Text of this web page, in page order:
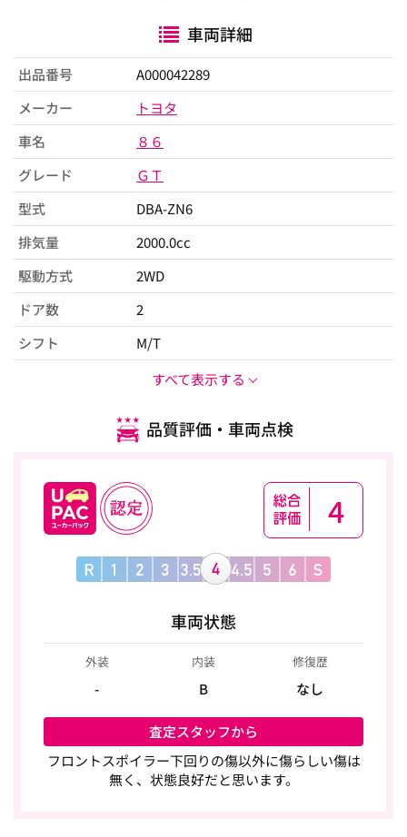
車両詳細
出品番号
A000042289
メーカー
トヨタ
車名
８６
グレード
ＧＴ
型式
DBA-ZN6
排気量
2000.0cc
駆動方式
2WD
ドア数
2
シフト
M/T
すべて表示する
品質評価・車両点検
4
車両状態
外装
-
内装
B
修復歴
なし
査定スタッフから
フロントスポイラー下回りの傷以外に傷らしい傷は
無く、状態良好だと思います。